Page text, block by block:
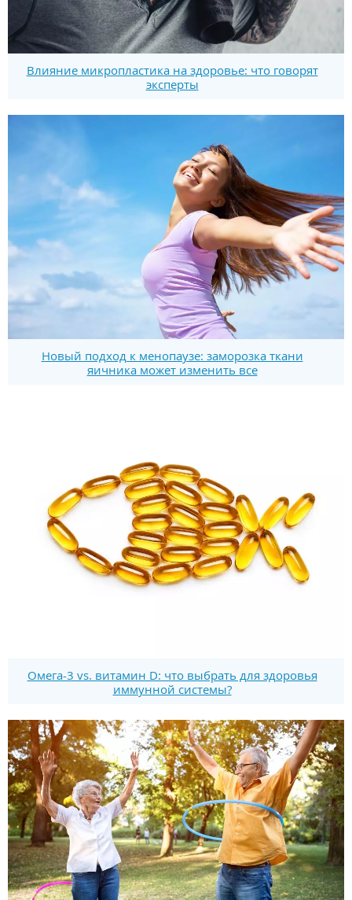
Влияние микропластика на здоровье: что говорят
эксперты
Новый подход к менопаузе: заморозка ткани
яичника может изменить все
Омега-3 vs. витамин D: что выбрать для здоровья
иммунной системы?